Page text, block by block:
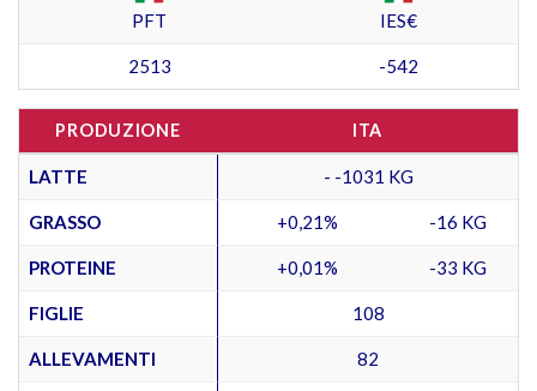
PFT IES€
2513 -542
PRODUZIONE ITA
LATTE - -1031 KG
GRASSO +0,21% -16 KG
PROTEINE +0,01% -33 KG
FIGLIE 108
ALLEVAMENTI 82